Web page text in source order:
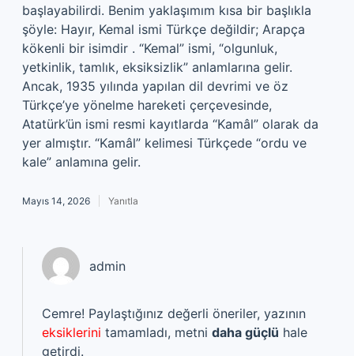
başlayabilirdi. Benim yaklaşımım kısa bir başlıkla
şöyle: Hayır, Kemal ismi Türkçe değildir; Arapça
kökenli bir isimdir . “Kemal” ismi, “olgunluk,
yetkinlik, tamlık, eksiksizlik” anlamlarına gelir.
Ancak, 1935 yılında yapılan dil devrimi ve öz
Türkçe’ye yönelme hareketi çerçevesinde,
Atatürk’ün ismi resmi kayıtlarda “Kamâl” olarak da
yer almıştır. “Kamâl” kelimesi Türkçede “ordu ve
kale” anlamına gelir.
Mayıs 14, 2026 Yanıtla
admin
Cemre! Paylaştığınız değerli öneriler, yazının
eksiklerini tamamladı, metni daha güçlü hale
getirdi.